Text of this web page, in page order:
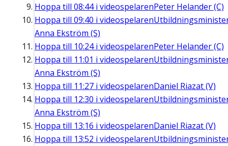
Hoppa till 08:44i videospelarenPeter Helander (C)
Hoppa till 09:40 i videospelaren
Anna Ekström (S)
Hoppa till 10:24i videospelarenPeter Helander (C)
Hoppa till 11:01 i videospelaren
Anna Ekström (S)
Hoppa till 11:27 i videospelarenDaniel Riazat (V)
Hoppa till 12:30 i videospelaren
Anna Ekström (S)
Hoppa till 13:16 i videospelarenDaniel Riazat (V)
Hoppa till 13:52 i videospelaren